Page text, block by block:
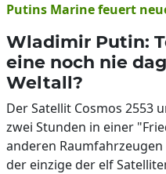
Putins Marine feuert
Wladimir Putin:
eine noch nie
Weltall?
Der Satellit Cosmos 2553
zwei Stunden in einer
anderen
der einzige der elf